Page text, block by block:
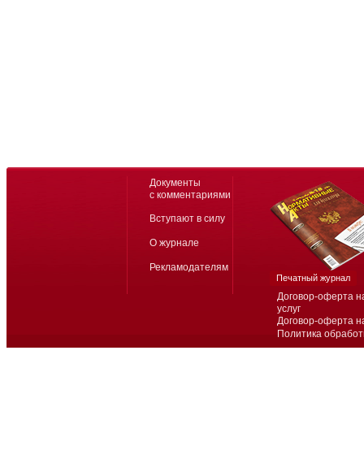
Договор-оферта
услуг
Договор-оферта
Политика
Документы
с комментариями
Вступают в силу
О журнале
Рекламодателям
Печатный журнал